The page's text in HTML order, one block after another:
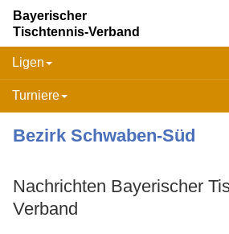
Bayerischer
Tischtennis-Verband
Ligen
Turniere
Bezirk Schwaben-Süd
Nachrichten Bayerischer
Verband